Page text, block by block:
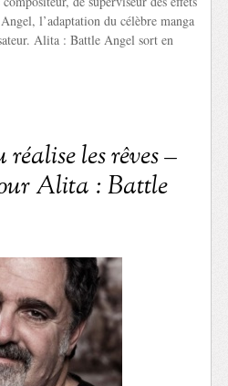
l’adaptation du célèbre manga
Alita : Battle Angel sort en
les rêves –
Alita : Battle